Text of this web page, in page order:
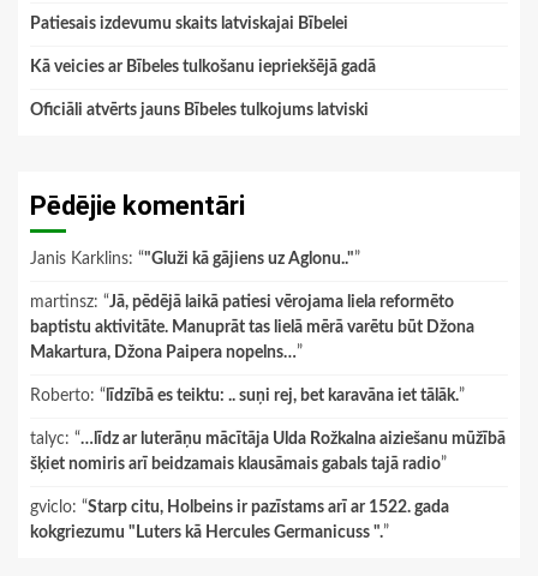
Patiesais izdevumu skaits latviskajai Bībelei
Kā veicies ar Bībeles tulkošanu iepriekšējā gadā
Oficiāli atvērts jauns Bībeles tulkojums latviski
Pēdējie komentāri
Janis Karklins: “"Gluži kā gājiens uz Aglonu.."”
martinsz: “Jā, pēdējā laikā patiesi vērojama liela reformēto
baptistu aktivitāte. Manuprāt tas lielā mērā varētu būt Džona
Makartura, Džona Paipera nopelns…”
Roberto: “ līdzībā es teiktu: .. suņi rej, bet karavāna iet tālāk.”
talyc: “…līdz ar luterāņu mācītāja Ulda Rožkalna aiziešanu mūžībā
šķiet nomiris arī beidzamais klausāmais gabals tajā radio”
gviclo: “Starp citu, Holbeins ir pazīstams arī ar 1522. gada
kokgriezumu "Luters kā Hercules Germanicuss ".”